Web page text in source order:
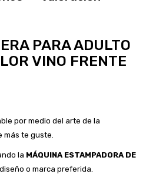
PARA ADULTO
VINO FRENTE
por medio del arte de la
más te guste.
la MÁQUINA ESTAMPADORA DE
o marca preferida.